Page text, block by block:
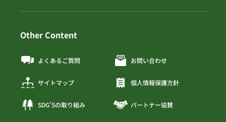
Other Content
よくあるご質問
サイトマップ
SDG’Sの取り組み
お問い合わせ
個人情報保護方針
パートナー協賛